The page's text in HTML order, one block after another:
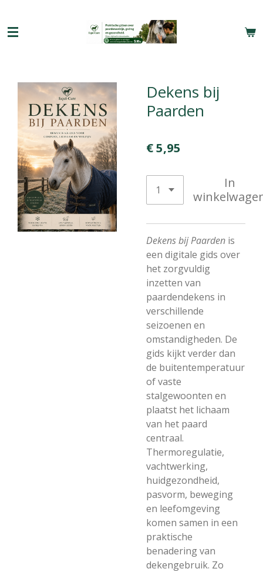
direct
naar
Dekens bij
Paarden
€ 5,95
In
Dekens bij Paarden is
een digitale gids over
het zorgvuldig
inzetten van
paardendekens in
verschillende
seizoenen en
omstandigheden. De
gids kijkt verder dan
de buitentemperatuur
of vaste
stalgewoonten en
plaatst het lichaam
van het paard
centraal.
Thermoregulatie,
vachtwerking,
huidgezondheid,
pasvorm, beweging
en leefomgeving
komen samen in een
praktische
benadering van
dekengebruik. Zo